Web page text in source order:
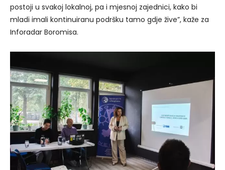
postoji u svakoj lokalnoj, pa i mjesnoj zajednici, kako bi
mladi imali kontinuiranu podršku tamo gdje žive”, kaže za
Inforadar Boromisa.